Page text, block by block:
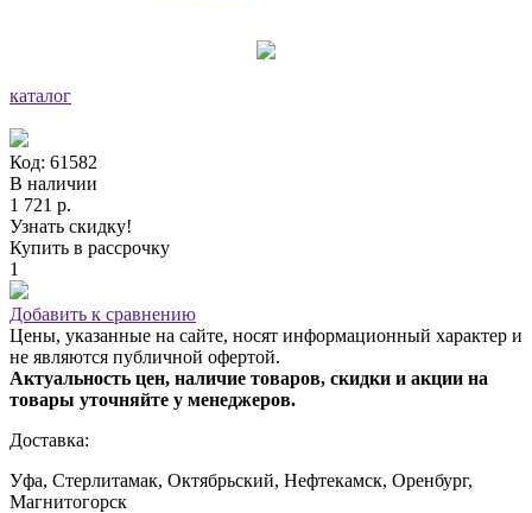
каталог
Код: 61582
В наличии
1 721 р.
Узнать скидку!
Купить в рассрочку
1
Добавить к сравнению
Цены, указанные на сайте, носят информационный характер и
не являются публичной офертой.
Актуальность цен, наличие товаров, скидки и акции на
товары уточняйте у менеджеров.
Доставка:
Уфа, Стерлитамак, Октябрьский, Нефтекамск, Оренбург,
Магнитогорск